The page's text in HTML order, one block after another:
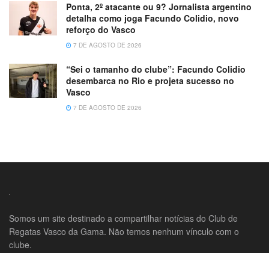
Ponta, 2º atacante ou 9? Jornalista argentino
detalha como joga Facundo Colidio, novo
reforço do Vasco
7 DE AGOSTO DE 2026
“Sei o tamanho do clube”: Facundo Colidio
desembarca no Rio e projeta sucesso no
Vasco
7 DE AGOSTO DE 2026
Somos um site destinado a compartilhar notícias do Club de
Regatas Vasco da Gama. Não temos nenhum vínculo com o
clube.